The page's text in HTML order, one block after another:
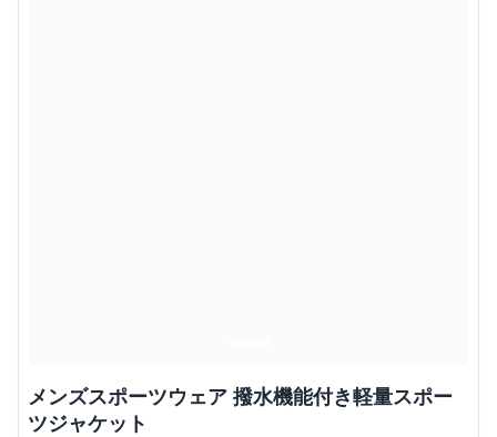
メンズスポーツウェア 撥水機能付き軽量スポー
ツジャケット